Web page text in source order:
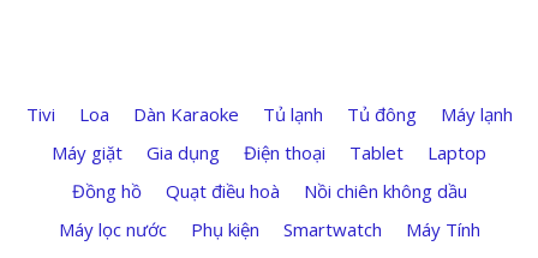
Tivi Loa Dàn Karaoke Tủ lạnh Tủ đông
Máy lạnh
Máy giặt
Gia dụng Điện thoại Tablet
Laptop
Đồng hồ
Quạt điều hoà
Nồi chiên không dầu
Máy lọc nước
Phụ kiện Smartwatch
Máy Tính